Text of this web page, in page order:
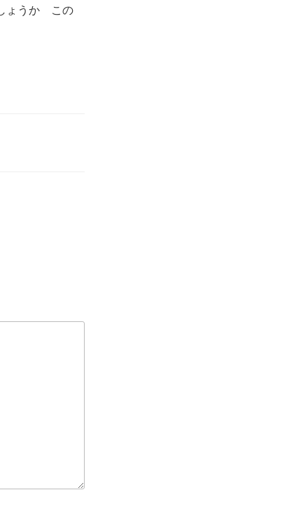
ょうか この